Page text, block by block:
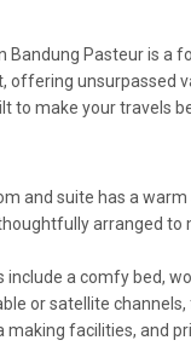
Bandung Pasteur is a
offering unsurpassed
to make your travels
and suite has a
arranged to
include a comfy bed,
or satellite
making facilities, and